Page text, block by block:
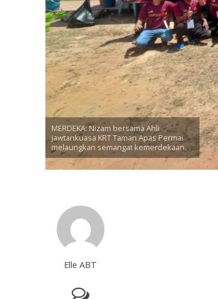
MERDEKA: Nizam bersama Ahli
jawtankuasa KRT Taman Apas Permai
melaungkan semangat kemerdekaan.
Elle ABT